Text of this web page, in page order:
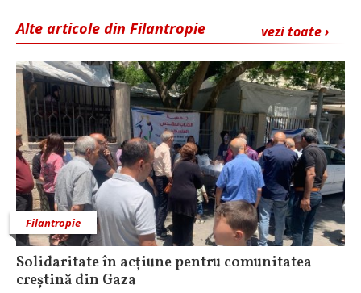
vezi toate ›
Alte articole din Filantropie
Filantropie
Solidaritate în acțiune pentru comunitatea
creștină din Gaza